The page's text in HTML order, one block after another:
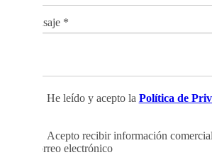
Mensaje *
He leído y acepto la Política de
Acepto recibir información
correo electrónico